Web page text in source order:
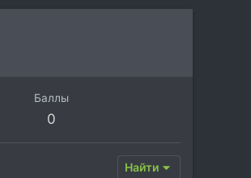
Баллы
0
Найти